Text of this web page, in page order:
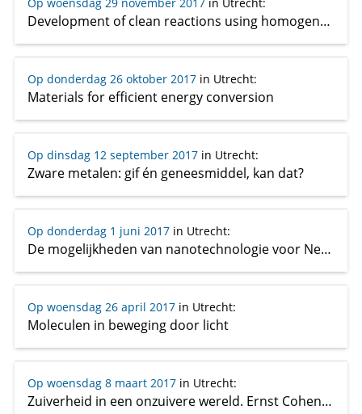
Development of clean reactions using homogeneous catalysis
Op donderdag 26 oktober 2017in Utrecht:
Materials for efficient energy conversion
Op dinsdag 12 september 2017in Utrecht:
Zware metalen: gif én geneesmiddel, kan dat?
Op donderdag 1 juni 2017in Utrecht:
De mogelijkheden van nanotechnologie voor Nederland
Op woensdag 26 april 2017in Utrecht:
Moleculen in beweging door licht
Op woensdag 8 maart 2017in Utrecht:
Zuiverheid in een onzuivere wereld. Ernst Cohens ‘algemene chemie’ in een metastabiele maatschappij